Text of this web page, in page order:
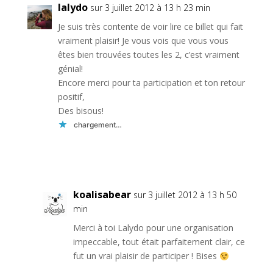
lalydo sur 3 juillet 2012 à 13 h 23 min
Je suis très contente de voir lire ce billet qui fait
vraiment plaisir! Je vous vois que vous vous
êtes bien trouvées toutes les 2, c’est vraiment
génial!
Encore merci pour ta participation et ton retour
positif,
Des bisous!
chargement…
koalisabear sur 3 juillet 2012 à 13 h 50
min
Merci à toi Lalydo pour une organisation
impeccable, tout était parfaitement clair, ce
fut un vrai plaisir de participer ! Bises